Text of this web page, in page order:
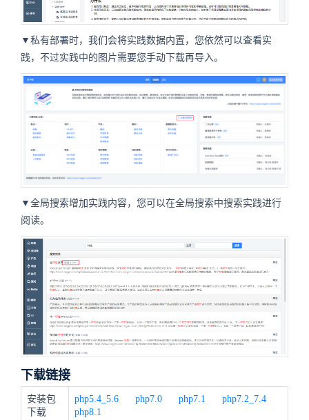
▼私有部署时，我们会将实践数据内置，您依然可以查看实
践，不过实践中的图片需要您手动下载再导入。
▼全局搜索增加实践内容，您可以在全局搜索中搜索实践进行
阅读。
下载链接
安装包
下载
php5.4_5.6 php7.0 php7.1
php7.2_7.4
php8.1